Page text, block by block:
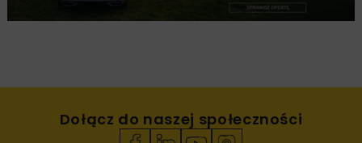
Dołącz do naszej społeczności